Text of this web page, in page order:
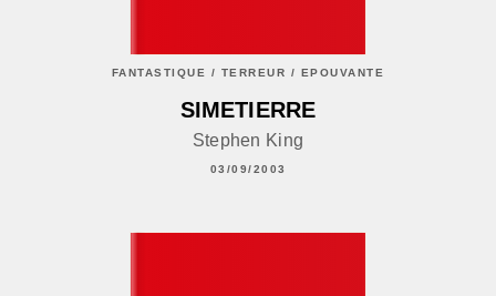
FANTASTIQUE / TERREUR / EPOUVANTE
SIMETIERRE
Stephen King
03/09/2003